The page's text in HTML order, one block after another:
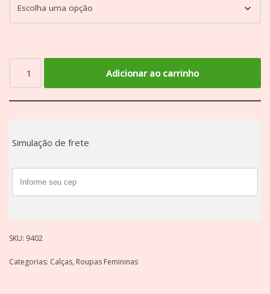
Adicionar ao carrinho
Simulação de frete
SKU: 9402
Categorias: Calças, Roupas Femininas